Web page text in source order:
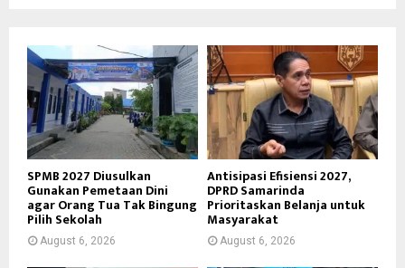
SPMB 2027 Diusulkan
Gunakan Pemetaan Dini
agar Orang Tua Tak Bingung
Pilih Sekolah
August 6, 2026
Antisipasi Efisiensi 2027,
DPRD Samarinda
Prioritaskan Belanja untuk
Masyarakat
August 6, 2026